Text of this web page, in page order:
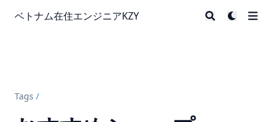
ベトナム在住エンジニアKZY
Tags /